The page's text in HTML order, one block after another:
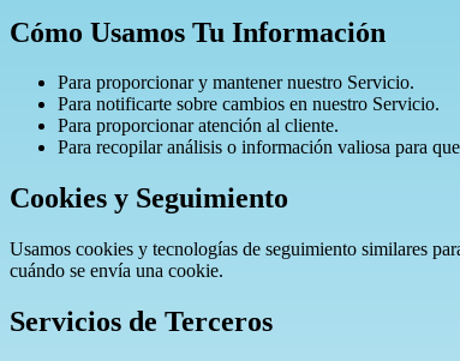
Cómo Usamos Tu Información
Para proporcionar y mantener nuestro Servicio.
Para notificarte sobre cambios en nuestro Servicio.
Para proporcionar atención al cliente.
Para recopilar análisis o información valiosa para
Cookies y Seguimiento
Usamos cookies y tecnologías de seguimiento similares
cuándo se envía una cookie.
Servicios de Terceros